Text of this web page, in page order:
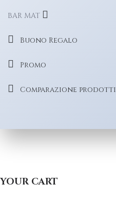
BAR MAT
Buono Regalo
Promo
Comparazione prodotti
YOUR CART